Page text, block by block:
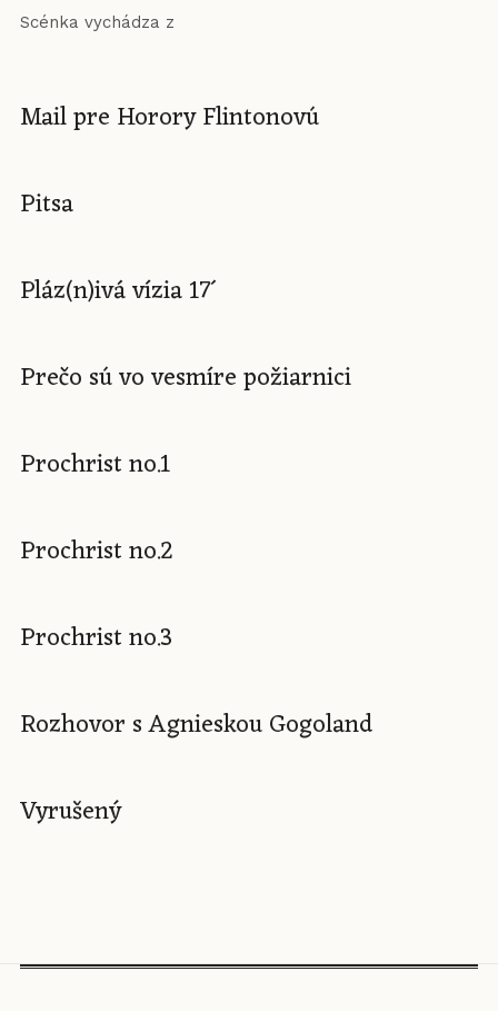
Scénka vychádza z
Mail pre Horory Flintonovú
Pitsa
Pláz(n)ivá vízia 17´
Prečo sú vo vesmíre požiarnici
Prochrist no.1
Prochrist no.2
Prochrist no.3
Rozhovor s Agnieskou Gogoland
Vyrušený